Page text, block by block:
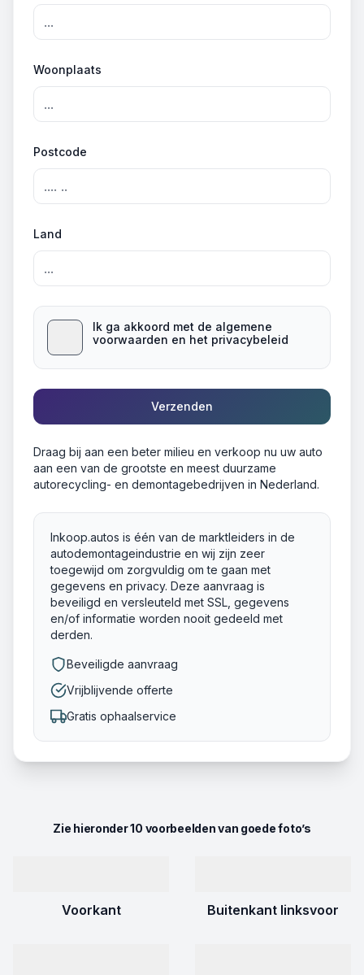
Woonplaats
Postcode
Land
Ik ga akkoord met de algemene
voorwaarden en het privacybeleid
Verzenden
Draag bij aan een beter milieu en verkoop nu uw auto
aan een van de grootste en meest duurzame
autorecycling- en demontagebedrijven in Nederland.
Inkoop.autos is één van de marktleiders in de
autodemontageindustrie en wij zijn zeer
toegewijd om zorgvuldig om te gaan met
gegevens en privacy. Deze aanvraag is
beveiligd en versleuteld met SSL, gegevens
en/of informatie worden nooit gedeeld met
derden.
Beveiligde aanvraag
Vrijblijvende offerte
Gratis ophaalservice
Zie hieronder 10 voorbeelden van goede foto’s
Voorkant Buitenkant linksvoor